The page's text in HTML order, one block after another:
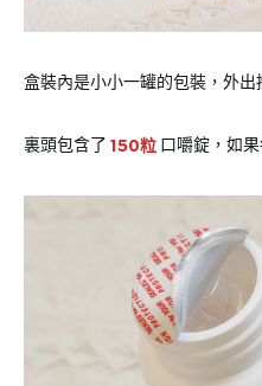
盒裝內是小小一罐的包裝，外出
裏頭包含了 150粒 口嚼錠，如